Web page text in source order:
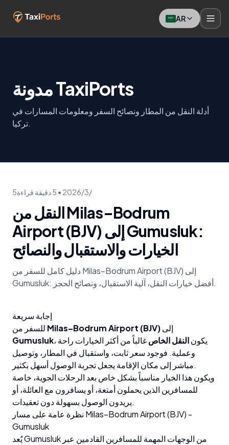
AR
مدونة TaxiPorts
أدلة النقل من المطار ونصائح السفر ومعلومات المسارات في
تركيا.
5‏/3‏/2026
•
5دقيقة قراءة
النقل من Milas–Bodrum
Airport (BJV) إلى Gumusluk:
الخيارات والاستقبال والنصائح
دليل كامل للسفر من Milas–Bodrum Airport (BJV) إلى
Gumusluk: أفضل خيارات النقل، آلية الاستقبال، ونصائح الحجز.
إجابة سريعة
Milas–Bodrum Airport (BJV)إلى
Gumusluk
، يكونالنقل الخاصغالباً من أكثر الخيارات راحة
وعملية. فوجود سعر ثابت، واستقبال في المطار، وتوصيل
مباشر إلى مكان الإقامة يجعل تجربة الوصول أسهل بكثير.
ويكون هذا الخيار مناسباً بشكل خاص بعد الرحلات الجوية، خاصة
للمسافرين الذين يحملون أمتعة، أو يسافرون مع العائلة، أو
يريدون الوصول بسهولة دون تعقيدات.
نظرة عامة على مسار Milas–Bodrum Airport (BJV) -
Gumusluk
يُعد Gumusluk من الوجهات المهمة للمسافرين القادمين عبر